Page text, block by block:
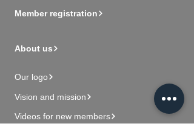
Member registration
About us
Our logo
Vision and mission
Videos for new members